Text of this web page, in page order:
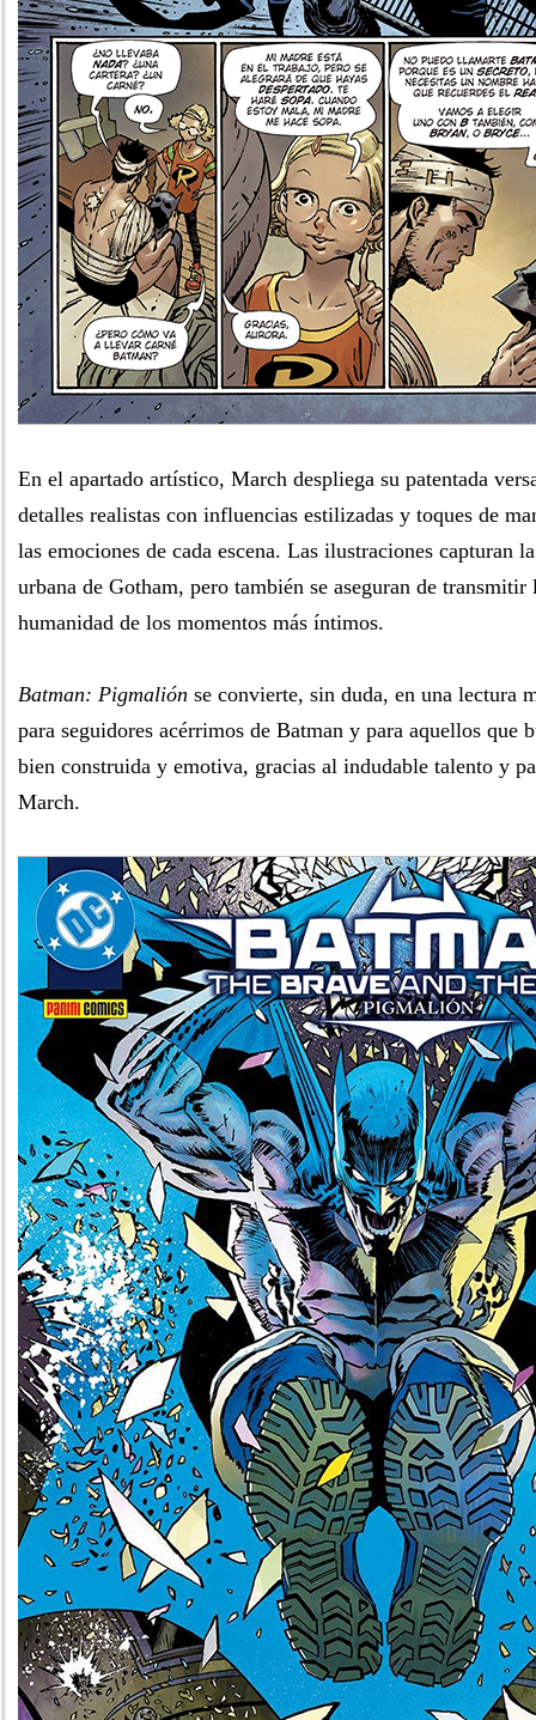
En el apartado artístico, March despliega su patentada
detalles realistas con influencias estilizadas y toques de
las emociones de cada escena. Las ilustraciones capturan
urbana de Gotham, pero también se aseguran de
humanidad de los momentos más íntimos.
Batman: Pigmalión se convierte, sin duda, en una lectura
para seguidores acérrimos de Batman y para aquellos que
bien construida y emotiva, gracias al indudable talento y
March.